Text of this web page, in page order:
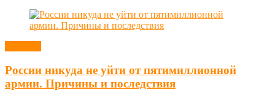
России никуда не уйти от пятимиллионной
армии. Причины и последствия